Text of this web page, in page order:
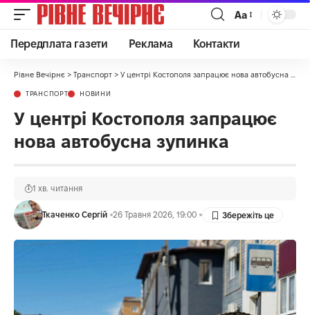
Аа
Передплата газети Реклама Контакти
Рівне Вечірнє > Транспорт > У центрі Костополя запрацює нова автобусна зупинка
ТРАНСПОРТ НОВИНИ
У центрі Костополя запрацює
нова автобусна зупинка
Ткаченко Сергій 26 Травня 2026, 19:00
1 хв. читання